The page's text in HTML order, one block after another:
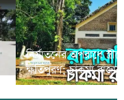
নির্যাতনের অপরাধে
ক্ষতিপুরণ; চাকমা